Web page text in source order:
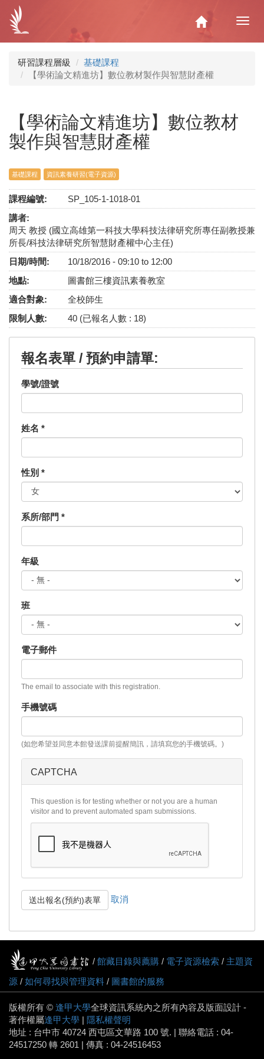
內
Home
研習課程層級
基礎課程
【學術論文精進坊】數位教材製作與智慧財產權
【學術論文精進坊】數位教材
製作與智慧財產權
基礎課程 資訊素養研習(電子資源)
課程編號:
SP_105-1-1018-01
講者:
周天 教授 (國立高雄第一科技大學科技法律研究所專任副教授兼
所長/科技法律研究所智慧財產權中心主任)
日期/時間:
10/18/2016 - 09:10 to 12:00
地點:
圖書館三樓資訊素養教室
適合對象:
全校師生
限制人數:
40 (已報名人數 : 18)
報名表單 / 預約申請單:
學號/證號
姓名 *
性別 *
系所/部門 *
年級
班
電子郵件
The email to associate with this registration.
手機號碼
(如您希望並同意本館發送課前提醒簡訊，請填寫您的手機號碼。)
CAPTCHA
This question is for testing whether or not you are a human
visitor and to prevent automated spam submissions.
送出報名(預約)表單 取消
/ 館藏目錄與薦購 / 電子資源檢索 / 主題資
源 / 如何尋找與管理資料 / 圖書館的服務
版權所有 © 逢甲大學全球資訊系統內之所有內容及版面設計 -
著作權屬逢甲大學 | 隱私權聲明
地址 : 台中市 40724 西屯區文華路 100 號. | 聯絡電話 : 04-
24517250 轉 2601 | 傳真 : 04-24516453